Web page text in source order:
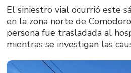
El siniestro vial ocurrió este
en la zona norte de
persona fue trasladada al
mientras se investigan las